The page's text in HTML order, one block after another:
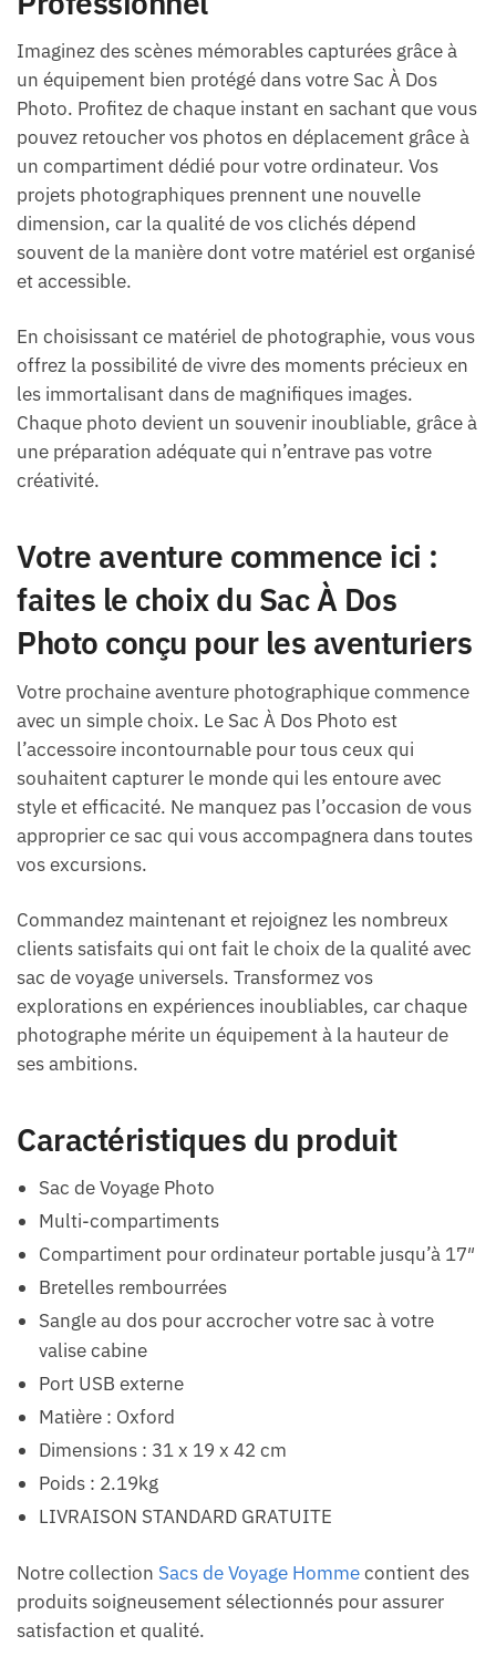
Imaginez des scènes mémorables capturées grâce à
un équipement bien protégé dans votre Sac À Dos
Photo. Profitez de chaque instant en sachant que vous
pouvez retoucher vos photos en déplacement grâce à
un compartiment dédié pour votre ordinateur. Vos
projets photographiques prennent une nouvelle
dimension, car la qualité de vos clichés dépend
souvent de la manière dont votre matériel est organisé
et accessible.
En choisissant ce matériel de photographie, vous vous
offrez la possibilité de vivre des moments précieux en
les immortalisant dans de magnifiques images.
Chaque photo devient un souvenir inoubliable, grâce à
une préparation adéquate qui n’entrave pas votre
créativité.
Votre aventure commence ici :
faites le choix du Sac À Dos
Photo conçu pour les aventuriers
Votre prochaine aventure photographique commence
avec un simple choix. Le Sac À Dos Photo est
l’accessoire incontournable pour tous ceux qui
souhaitent capturer le monde qui les entoure avec
style et efficacité. Ne manquez pas l’occasion de vous
approprier ce sac qui vous accompagnera dans toutes
vos excursions.
Commandez maintenant et rejoignez les nombreux
clients satisfaits qui ont fait le choix de la qualité avec
sac de voyage universels. Transformez vos
explorations en expériences inoubliables, car chaque
photographe mérite un équipement à la hauteur de
ses ambitions.
Caractéristiques du produit
Sac de Voyage Photo
Multi-compartiments
Compartiment pour ordinateur portable jusqu’à 17″
Bretelles rembourrées
Sangle au dos pour accrocher votre sac à votre
valise cabine
Port USB externe
Matière : Oxford
Dimensions : 31 x 19 x 42 cm
Poids : 2.19kg
LIVRAISON STANDARD GRATUITE
Notre collection Sacs de Voyage Hommecontient des
produits soigneusement sélectionnés pour assurer
satisfaction et qualité.